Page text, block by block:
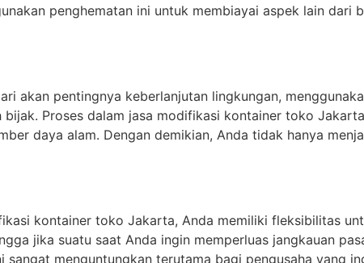
penghematan ini untuk membiayai aspek lain dari
akan pentingnya keberlanjutan lingkungan,
bijak. Proses dalam jasa modifikasi kontainer toko
daya alam. Dengan demikian, Anda tidak hanya
kontainer toko Jakarta, Anda memiliki fleksibilitas
jika suatu saat Anda ingin memperluas jangkauan
menguntungkan terutama bagi pengusaha yang